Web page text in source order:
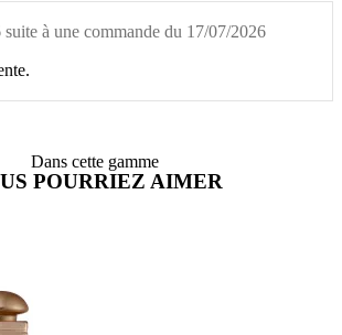
à une commande du 17/07/2026
Dans cette gamme
POURRIEZ AIMER